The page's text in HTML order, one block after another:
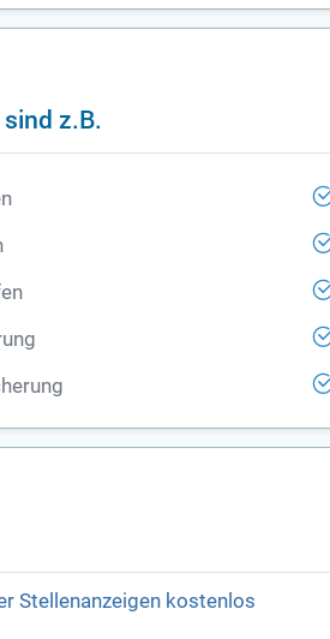
z.B.
Stellenanzeigen kostenlos